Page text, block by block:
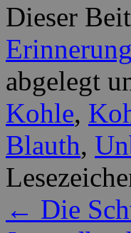
Dieser
abgelegt
Kohle,
Blauth,
← Die